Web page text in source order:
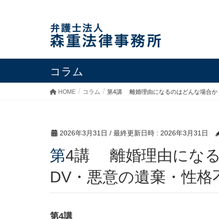
コラム
HOME コラム 第4講 離婚理由になるのはどんな場合か
2026年3月31日 / 最終更新日時 : 2026年3月31日
第4講 離婚理由になるのはどんな場合か｜不貞・
DV・悪意の遺棄・性格
第4講